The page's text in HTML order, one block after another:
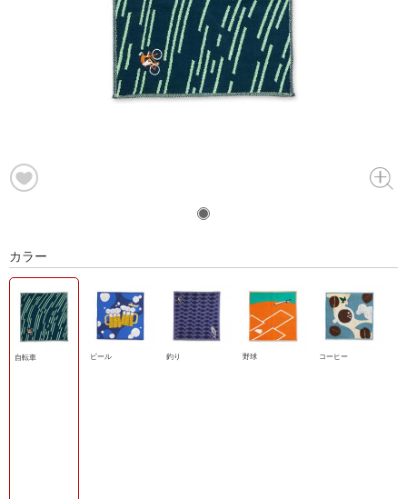
カラー
自転車 ビール 釣り 野球 コーヒー